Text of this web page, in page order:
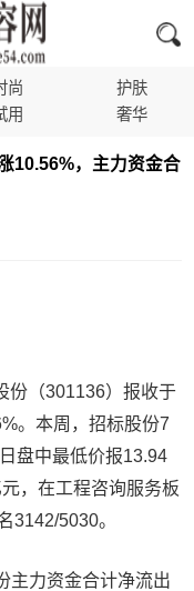
尚
护肤
用 奢华
10.56%，主力资金合
份（301136）报收于
。本周，招标股份7
盘中最低价报13.94
，在工程咨询服务板
3142/5030。
主力资金合计净流出